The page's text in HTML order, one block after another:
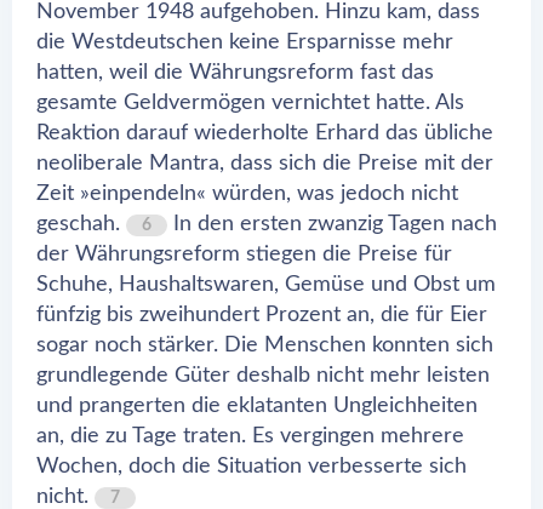
November 1948 aufgehoben. Hinzu kam, dass
die Westdeutschen keine Ersparnisse mehr
hatten, weil die Währungsreform fast das
gesamte Geldvermögen vernichtet hatte. Als
Reaktion darauf wiederholte Erhard das übliche
neoliberale Mantra, dass sich die Preise mit der
Zeit »einpendeln« würden, was jedoch nicht
geschah.
6
In den ersten zwanzig Tagen nach
der Währungsreform stiegen die Preise für
Schuhe, Haushaltswaren, Gemüse und Obst um
fünfzig bis zweihundert Prozent an, die für Eier
sogar noch stärker. Die Menschen konnten sich
grundlegende Güter deshalb nicht mehr leisten
und prangerten die eklatanten Ungleichheiten
an, die zu Tage traten. Es vergingen mehrere
Wochen, doch die Situation verbesserte sich
nicht.
7